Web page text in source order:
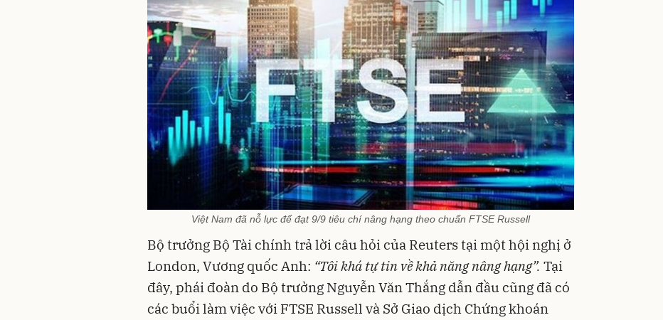
Việt Nam đã nỗ lực để đạt 9/9 tiêu chí nâng hạng theo chuẩn FTSE Russell
Bộ trưởng Bộ Tài chính trả lời câu hỏi của Reuters tại một hội nghị ở
London, Vương quốc Anh: “Tôi khá tự tin về khả năng nâng hạng”. Tại
đây, phái đoàn do Bộ trưởng Nguyễn Văn Thắng dẫn đầu cũng đã có
các buổi làm việc với FTSE Russell và Sở Giao dịch Chứng khoán